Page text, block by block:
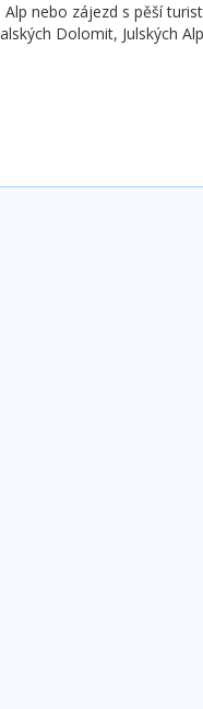
nebo zájezd s pěší
Dolomit, Julských